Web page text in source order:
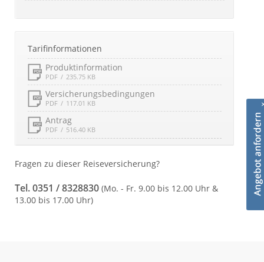
Tarifinformationen
Produktinformation
PDF 235.75 KB
Versicherungsbedingungen
PDF 117.01 KB
Antrag
PDF 516.40 KB
Fragen zu dieser Reiseversicherung?
Tel. 0351 / 8328830 (Mo. - Fr. 9.00 bis 12.00 Uhr &
13.00 bis 17.00 Uhr)